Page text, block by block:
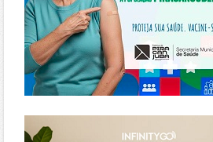
https://www.infinitygo.com.br/